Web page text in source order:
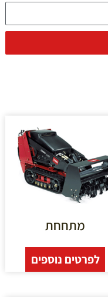
מתחחת
לפרטים נוספים